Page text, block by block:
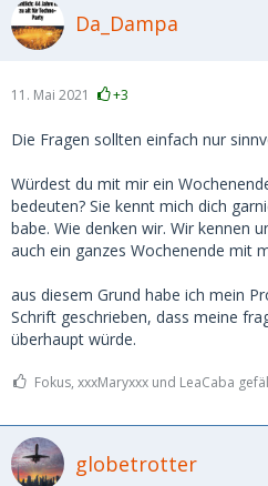
Da_Dampa
11. Mai 2021 +3
Die Fragen sollten einfach nur
Würdest du mit mir ein
bedeuten? Sie kennt mich dich
babe. Wie denken wir. Wir kennen
auch ein ganzes Wochenende mit
aus diesem Grund habe ich mein
Schrift geschrieben, dass meine
überhaupt würde.
Fokus, xxxMaryxxx und LeaCaba
globetrotter